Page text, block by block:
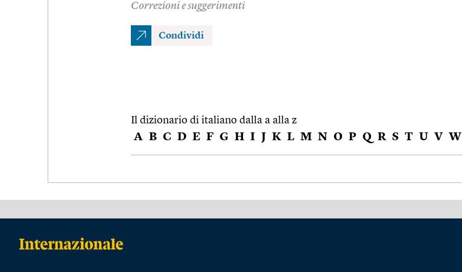
Correzioni e suggerimenti
Condividi
Il dizionario di italiano dalla a alla z
A B C D E F G H I J K L M N O P Q R S T U V W